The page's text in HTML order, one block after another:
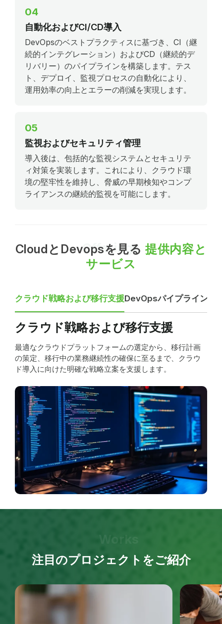
04
自動化およびCI/CD導入
DevOpsのベストプラクティスに基づき、CI（継
続的インテグレーション）およびCD（継続的デ
リバリー）のパイプラインを構築します。テス
ト、デプロイ、監視プロセスの自動化により、
運用効率の向上とエラーの削減を実現します。
05
監視およびセキュリティ管理
導入後は、包括的な監視システムとセキュリテ
ィ対策を実装します。これにより、クラウド環
境の堅牢性を維持し、脅威の早期検知やコンプ
ライアンスの継続的監視を可能にします。
Offerings
CloudとDevopsを見る 提供内容と
サービス
クラウド戦略および移行支援DevOpsパイプライン構
クラウド戦略および移行支援
最適なクラウドプラットフォームの選定から、移行計画
の策定、移行中の業務継続性の確保に至るまで、クラウ
ド導入に向けた明確な戦略立案を支援します。
注目のプロジェクトをご紹介